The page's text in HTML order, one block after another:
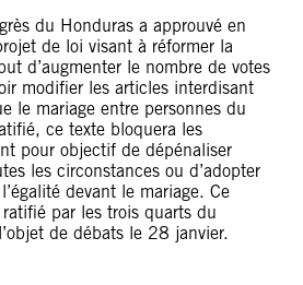
du Honduras a approuvé en
de loi visant à réformer la
d’augmenter le nombre de votes
modifier les articles interdisant
le mariage entre personnes du
ce texte bloquera les
pour objectif de dépénaliser
les circonstances ou d’adopter
devant le mariage. Ce
par les trois quarts du
de débats le 28 janvier.